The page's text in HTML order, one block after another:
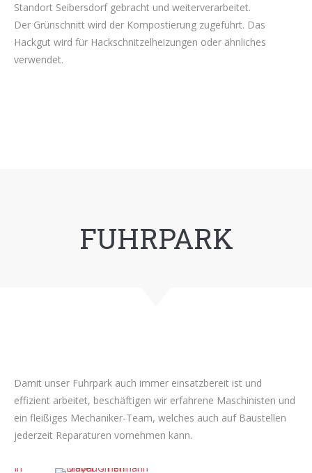
Standort Seibersdorf gebracht und weiterverarbeitet.
Der Grünschnitt wird der Kompostierung zugeführt. Das
Hackgut wird für Hackschnitzelheizungen oder ähnliches
verwendet.
FUHRPARK
Damit unser Fuhrpark auch immer einsatzbereit ist und
effizient arbeitet, beschäftigen wir erfahrene Maschinisten und
ein fleißiges Mechaniker-Team, welches auch auf Baustellen
jederzeit Reparaturen vornehmen kann.